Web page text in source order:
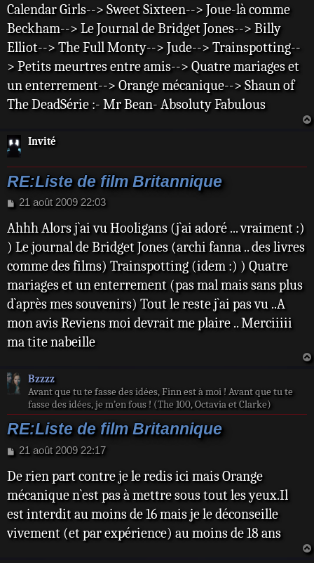
Calendar Girls--> Sweet Sixteen--> Joue-là comme
Beckham--> Le Journal de Bridget Jones--> Billy
Elliot--> The Full Monty--> Jude--> Trainspotting--
> Petits meurtres entre amis--> Quatre mariages et
un enterrement--> Orange mécanique--> Shaun of
The DeadSérie :- Mr Bean- Absoluty Fabulous
Invité
RE:Liste de film Britannique
M
s
s
a
g
21 août 2009 22:03
Ahhh Alors j`ai vu Hooligans (j`ai adoré ... vraiment :)
) Le journal de Bridget Jones (archi fanna .. des livres
comme des films) Trainspotting (idem :) ) Quatre
mariages et un enterrement (pas mal mais sans plus
d`après mes souvenirs) Tout le reste j`ai pas vu ..A
mon avis Reviens moi devrait me plaire .. Merciiiii
ma tite nabeille
Bzzzz
Avant que tu te fasse des idées, Finn est à moi ! Avant que tu te
fasse des idées, je m’en fous ! (The 100, Octavia et Clarke)
RE:Liste de film Britannique
M
s
a
g
e
21 août 2009 22:17
De rien part contre je le redis ici mais Orange
mécanique n`est pas à mettre sous tout les yeux.Il
est interdit au moins de 16 mais je le déconseille
vivement (et par expérience) au moins de 18 ans